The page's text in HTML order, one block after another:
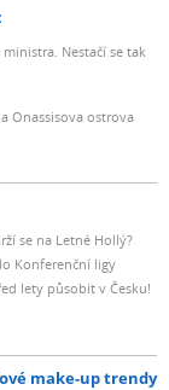
Nestačí se tak
Onassisova ostrova
se na Letné Hollý?
Konferenční ligy
lety působit v Česku!
make-up trendy